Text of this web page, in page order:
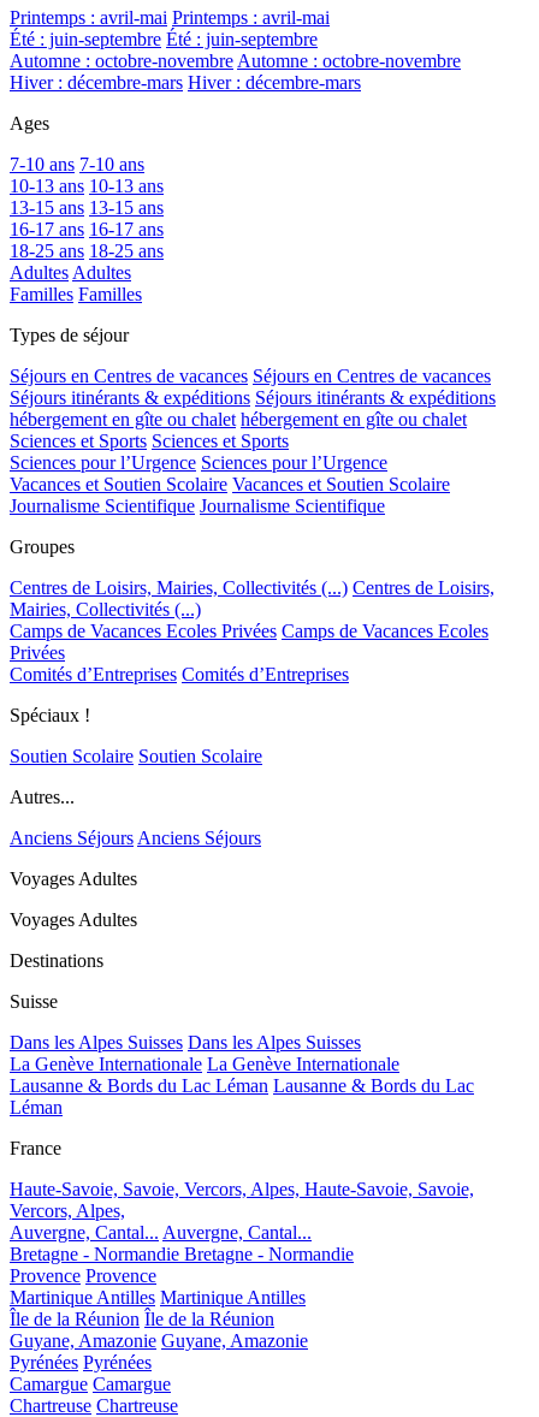
Printemps : avril-mai Printemps : avril-mai
Été : juin-septembre Été : juin-septembre
Automne : octobre-novembreAutomne : octobre-novembre
Hiver : décembre-mars Hiver : décembre-mars
Ages
7-10 ans 7-10 ans
10-13 ans 10-13 ans
13-15 ans 13-15 ans
16-17 ans 16-17 ans
18-25 ans 18-25 ans
AdultesAdultes
Familles Familles
Types de séjour
Séjours en Centres de vacances Séjours en Centres de vacances
Séjours itinérants & expéditions Séjours itinérants & expéditions
hébergement en gîte ou chalet hébergement en gîte ou chalet
Sciences et Sports Sciences et Sports
Sciences pour l’Urgence Sciences pour l’Urgence
Vacances et Soutien Scolaire Vacances et Soutien Scolaire
Journalisme Scientifique Journalisme Scientifique
Groupes
Centres de Loisirs, Mairies, Collectivités (...) Centres de Loisirs,
Mairies, Collectivités (...)
Camps de Vacances Ecoles Privées Camps de Vacances Ecoles
Privées
Comités d’Entreprises Comités d’Entreprises
Spéciaux !
Soutien Scolaire Soutien Scolaire
Autres...
Anciens SéjoursAnciens Séjours
Voyages Adultes
Voyages Adultes
Destinations
Suisse
Dans les Alpes Suisses Dans les Alpes Suisses
La Genève Internationale La Genève Internationale
Lausanne & Bords du Lac Léman Lausanne & Bords du Lac
Léman
France
Haute-Savoie, Savoie, Vercors, Alpes, Haute-Savoie, Savoie,
Vercors, Alpes,
Auvergne, Cantal... Auvergne, Cantal...
Bretagne - Normandie Bretagne - Normandie
Provence Provence
Martinique Antilles Martinique Antilles
Île de la Réunion Île de la Réunion
Guyane, Amazonie Guyane, Amazonie
Pyrénées Pyrénées
Camargue Camargue
Chartreuse Chartreuse